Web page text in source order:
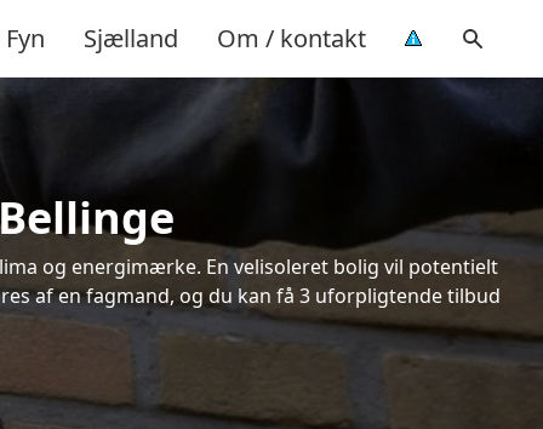
Fyn Sjælland Om / kontakt
og energimærke. En velisoleret bolig vil potentielt
af en fagmand, og du kan få 3 uforpligtende tilbud